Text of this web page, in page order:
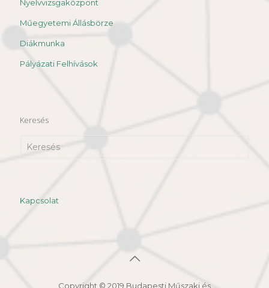
Nyelvvizsgaközpont
Műegyetemi Állásbörze
Diákmunka
Pályázati Felhívások
Keresés
Kapcsolat
Copyright © 2019 Budapesti Műszaki és